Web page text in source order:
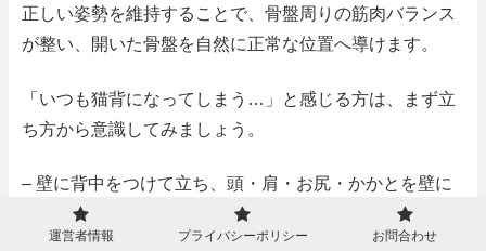
正しい姿勢を維持することで、骨盤周りの筋肉バランス
が整い、開いた骨盤を自然に正常な位置へ導けます。
「いつも猫背になってしまう…」と感じる方は、まず立
ち方から意識してみましょう。
– 壁に背中をつけて立ち、頭・肩・お尻・かかとを壁に
つける
– あごを軽く引き、肩の力を抜いて自然に下ろす
運営者情報 プライバシーポリシー お問合わせ